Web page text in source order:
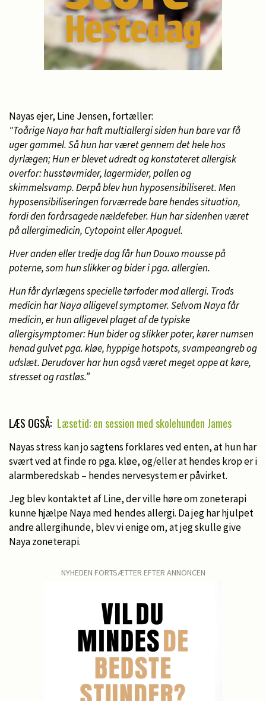
Nayas ejer, Line Jensen, fortæller:
"Toårige Naya har haft multiallergi siden hun bare var få
uger gammel. Så hun har været gennem det hele hos
dyrlægen; Hun er blevet udredt og konstateret allergisk
overfor: husstøvmider, lagermider, pollen og
skimmelsvamp. Derpå blev hun hyposensibiliseret. Men
hyposensibiliseringen forværrede bare hendes situation,
fordi den forårsagede nældefeber. Hun har sidenhen været
på allergimedicin, Cytopoint eller Apoguel.
Hver anden eller tredje dag får hun Douxo mousse på
poterne, som hun slikker og bider i pga. allergien.
Hun får dyrlægens specielle tørfoder mod allergi. Trods
medicin har Naya alligevel symptomer. Selvom Naya får
medicin, er hun alligevel plaget af de typiske
allergisymptomer: Hun bider og slikker poter, kører numsen
henad gulvet pga. kløe, hyppige hotspots, svampeangreb og
udslæt. Derudover har hun også været meget oppe at køre,
stresset og rastløs.”
LÆS OGSÅ: Læsetid: en session med skolehunden James
Nayas stress kan jo sagtens forklares ved enten, at hun har
svært ved at finde ro pga. kløe, og/eller at hendes krop er i
alarmberedskab – hendes nervesystem er påvirket.
Jeg blev kontaktet af Line, der ville høre om zoneterapi
kunne hjælpe Naya med hendes allergi. Da jeg har hjulpet
andre allergihunde, blev vi enige om, at jeg skulle give
Naya zoneterapi.
NYHEDEN FORTSÆTTER EFTER ANNONCEN